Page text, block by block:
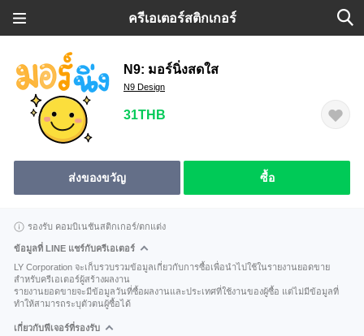
ครีเอเตอร์สติกเกอร์
N9: มอร์นิ่งสดใส
N9 Design
31THB
ส่งของขวัญ ซื้อ
รองรับ คอมบิเนชันสติกเกอร์/ตกแต่ง
ข้อมูลที่ LINE แชร์กับครีเอเตอร์
LY Corporation จะเก็บรวบรวมข้อมูลเกี่ยวกับการซื้อเพื่อนำไปใช้ในรายงานยอดขาย
สำหรับครีเอเตอร์ผู้สร้างผลงาน
รายงานยอดขายจะมีข้อมูลวันที่ซื้อผลงานและประเทศที่ใช้งานของผู้ซื้อ แต่ไม่มีข้อมูลที่
ทำให้สามารถระบุตัวตนผู้ซื้อได้
เกี่ยวกับฟีเจอร์ที่รองรับ